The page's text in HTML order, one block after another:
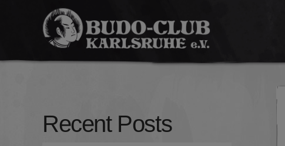
Budo-
Club
e.V.
Recent Posts